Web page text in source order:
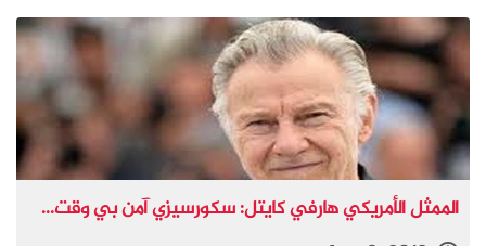
الممثل الأمريكي هارفي كايتل: سكورسيزي آمن بي وقت...